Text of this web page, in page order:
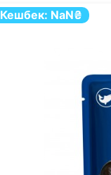
Кешбек: NaN₴